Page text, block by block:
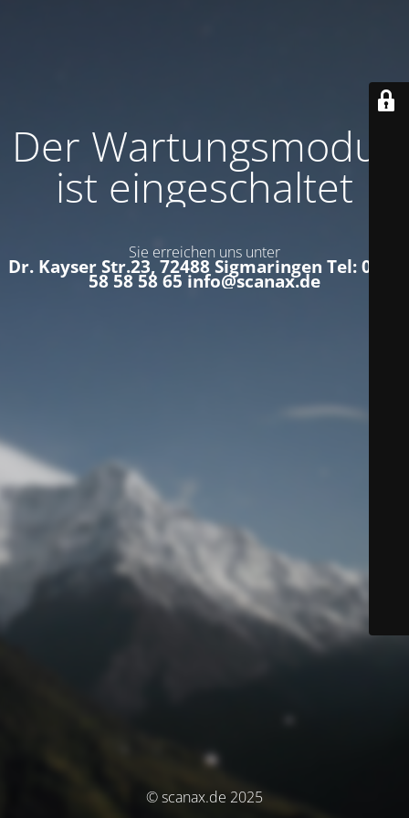
Der Wartungsmodus
ist eingeschaltet
Sie erreichen uns unter
Dr. Kayser Str.23, 72488 Sigmaringen Tel: 0152
58 58 58 65 info@scanax.de
© scanax.de 2025